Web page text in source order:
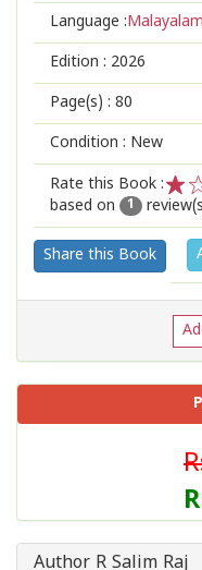
Language :Malayalam
Edition : 2026
Page(s) : 80
Condition : New
Rate this Book :
2
1
based on
1
Share this Book
Author R Salim Raj